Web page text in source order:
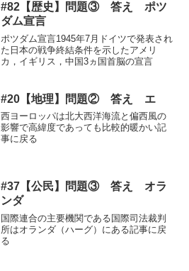
#82【歴史】問題③ 答え ポツ
ダム宣言
ポツダム宣言1945年7月ドイツで発表され
た日本の戦争終結条件を示したアメリ
カ，イギリス，中国3ヵ国首脳の宣言
#20【地理】問題② 答え エ
西ヨーロッパは北大西洋海流と偏西風の
影響で高緯度であっても比較的暖かい記
事に戻る
#37【公民】問題③ 答え オラ
ンダ
国際連合の主要機関である国際司法裁判
所はオランダ（ハーグ）にある記事に戻
る